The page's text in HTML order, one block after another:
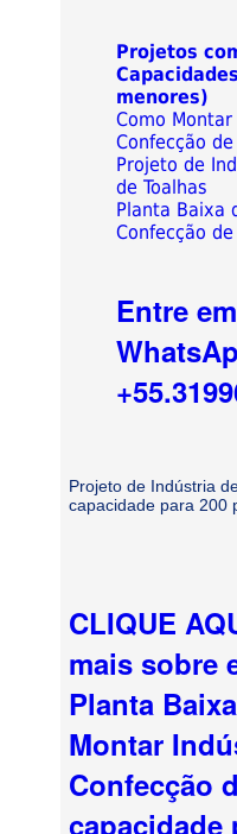
Projetos
menores)
Como
Confecção de
Projeto de
de Toalhas
Planta Baixa
Confecção de
Entre
Projeto de Indústria
capacidade para 200
CLIQUE
mais sobre
Planta
Montar
Confecção
capacidade